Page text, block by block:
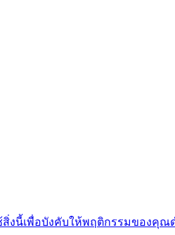
งนี้เพื่อบังคับให้พฤติกรรมของคุ